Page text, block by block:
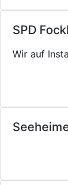
SPD
Wir auf